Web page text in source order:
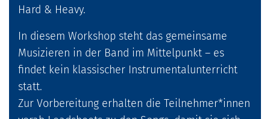
Hard & Heavy.
In diesem Workshop steht das gemeinsame
Musizieren in der Band im Mittelpunkt – es
findet kein klassischer Instrumentalunterricht
statt.
Zur Vorbereitung erhalten die Teilnehmer*innen